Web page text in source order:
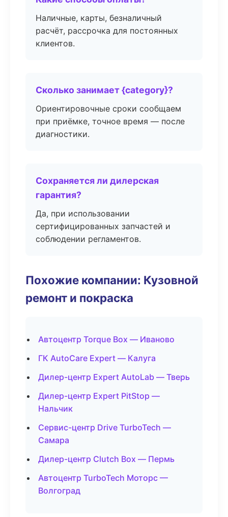
Наличные, карты, безналичный
расчёт, рассрочка для постоянных
клиентов.
Сколько занимает {category}?
Ориентировочные сроки сообщаем
при приёмке, точное время — после
диагностики.
Сохраняется ли дилерская
гарантия?
Да, при использовании
сертифицированных запчастей и
соблюдении регламентов.
Похожие компании: Кузовной
ремонт и покраска
Автоцентр Torque Box — Иваново
ГК AutoCare Expert — Калуга
Дилер-центр Expert AutoLab — Тверь
Дилер-центр Expert PitStop —
Нальчик
Сервис-центр Drive TurboTech —
Самара
Дилер-центр Clutch Box — Пермь
Автоцентр TurboTech Моторс —
Волгоград